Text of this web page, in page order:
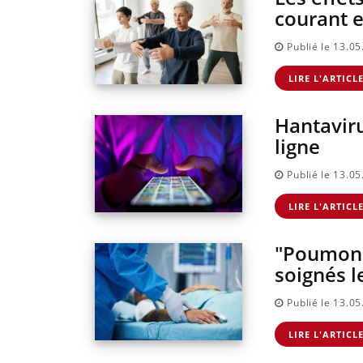
courant
Publié le
LIRE L'ARTICLE
ligne
Publié le
LIRE L'ARTICLE
soignés
Publié le
LIRE L'ARTICLE